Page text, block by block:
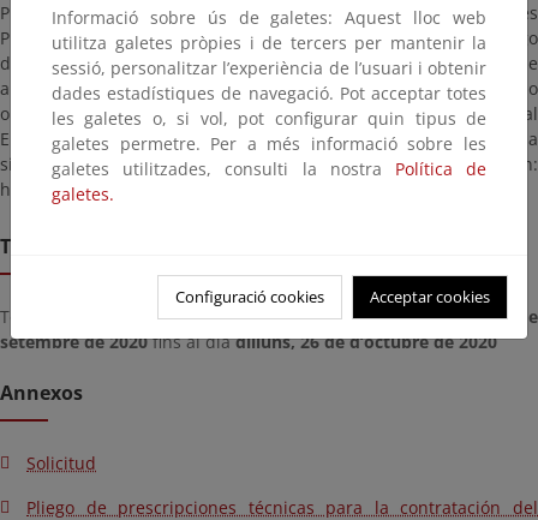
Procedimiento Administrativo Común de las Administraciones
Públicas, dirigidas a la Demarcación de Costas en Murcia (código
de identificación: EA0022593), citando las referencias que
aparecen en este anuncio. En particular, si dispone de certificado
o DNI electrónicos en vigor, puede hacer uso del Registro General
Electrónico de la Administración General del Estado en la
siguiente dirección:
https://rec.redsara.es/registro/action/are/acceso.do.
Termini de remissió
Termini per presentar documents des del diadilluns, 28 de de
setembre de 2020fins al diadilluns, 26 de d’octubre de 2020
Annexos
Solicitud
Pliego de prescripciones técnicas para la contratación del
Informació sobre ús de galetes: Aquest lloc web
utilitza galetes pròpies i de tercers per mantenir la
sessió, personalitzar l’experiència de l’usuari i obtenir
dades estadístiques de navegació. Pot acceptar totes
les galetes o, si vol, pot configurar quin tipus de
galetes permetre. Per a més informació sobre les
galetes utilitzades, consulti la nostra Política de
galetes.
Configuració cookies Acceptar cookies